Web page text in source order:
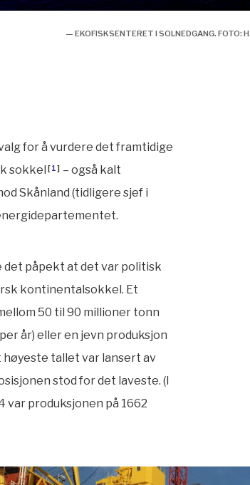
— EKOFISKSENTERET I SOLNEDGANG. FOTO:
for å vurdere det framtidige
sokkel [1] – også kalt
Skånland (tidligere sjef i
påpekt at det var politisk
kontinentalsokkel. Et
50 til 90 millioner tonn
år) eller en jevn produksjon
høyeste tallet var lansert av
stod for det laveste. (I
produksjonen på 1662